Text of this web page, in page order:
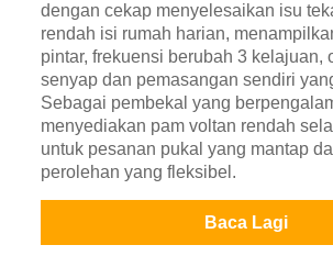
dengan cekap menyelesaikan isu
rendah isi rumah harian,
pintar, frekuensi berubah 3 kelajuan,
senyap dan pemasangan sendiri
Sebagai pembekal yang
menyediakan pam voltan rendah
untuk pesanan pukal yang mantap
perolehan yang fleksibel.
Baca Lagi